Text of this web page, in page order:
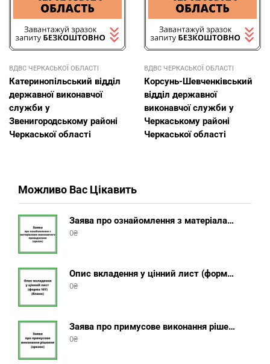
ВДВС ЧЕРКАСЬКОЇ ОБЛАСТІ
Катеринопільський відділ
державної виконавчої
служби у
Звенигородському районі
Черкаської області
ВДВС ЧЕРКАСЬКОЇ ОБЛАСТІ
Корсунь-Шевченківський
відділ державної
виконавчої служби у
Черкаському районі
Черкаської області
Можливо Вас Цікавить
Заява про ознайомлення з матеріалами виконавчого провадження (зразок, шаблон 2025 року)
0₴
Опис вкладення у цінний лист (форма 107) + інструкція відправлення цінного листа з описом вкладення
0₴
Заява про примусове виконання рішення (зразок, шаблон 2025 року)
0₴